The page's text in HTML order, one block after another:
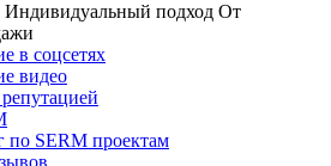
Индивидуальный подход От
в соцсетях
видео
SERM проектам